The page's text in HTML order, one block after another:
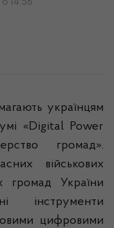
14:56
українцям
«Digital Power
громад».
військових
громад України
інструменти
цифровими